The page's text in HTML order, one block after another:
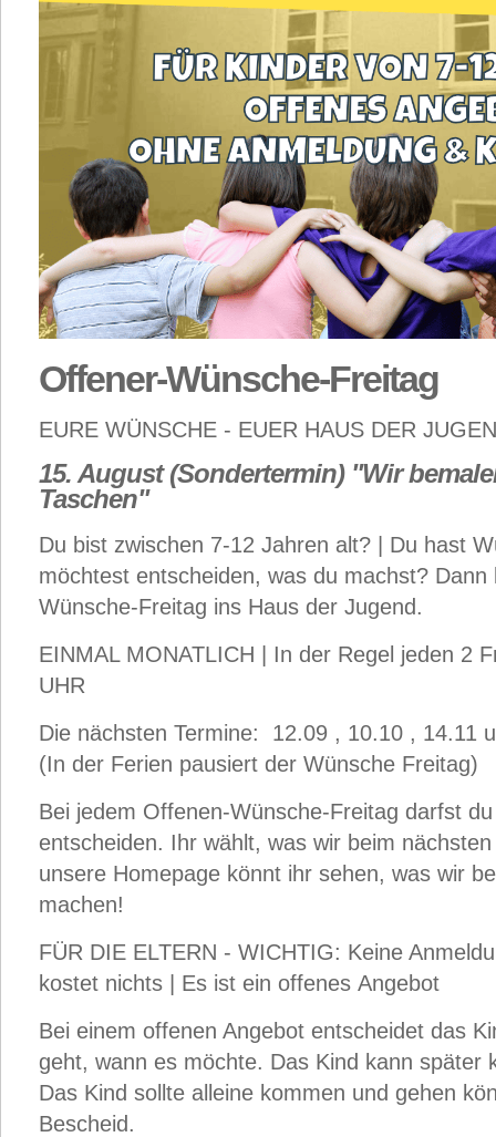
Offener-Wünsche-Freitag
EURE WÜNSCHE - EUER HAUS DER
15. August (Sondertermin) "Wir
Taschen"
Du bist zwischen 7-12 Jahren alt? | Du hast
möchtest entscheiden, was du machst?
Wünsche-Freitag ins Haus der Jugend.
EINMAL MONATLICH | In der Regel jeden 2
UHR
Die nächsten Termine: 12.09 , 10.10 , 14.11
(In der Ferien pausiert der Wünsche Freitag)
Bei jedem Offenen-Wünsche-Freitag darfst
entscheiden. Ihr wählt, was wir beim
unsere Homepage könnt ihr sehen, was wir
machen!
FÜR DIE ELTERN - WICHTIG: Keine
kostet nichts | Es ist ein offenes Angebot
Bei einem offenen Angebot entscheidet das
geht, wann es möchte. Das Kind kann später
Das Kind sollte alleine kommen und gehen
Bescheid.